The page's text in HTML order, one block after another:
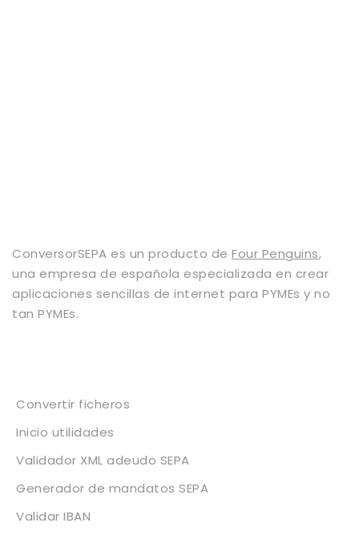
ConversorSEPA es un producto de Four Penguins,
una empresa de española especializada en crear
aplicaciones sencillas de internet para PYMEs y no
tan PYMEs.
Convertir ficheros
Inicio utilidades
Validador XML adeudo SEPA
Generador de mandatos SEPA
Validar IBAN